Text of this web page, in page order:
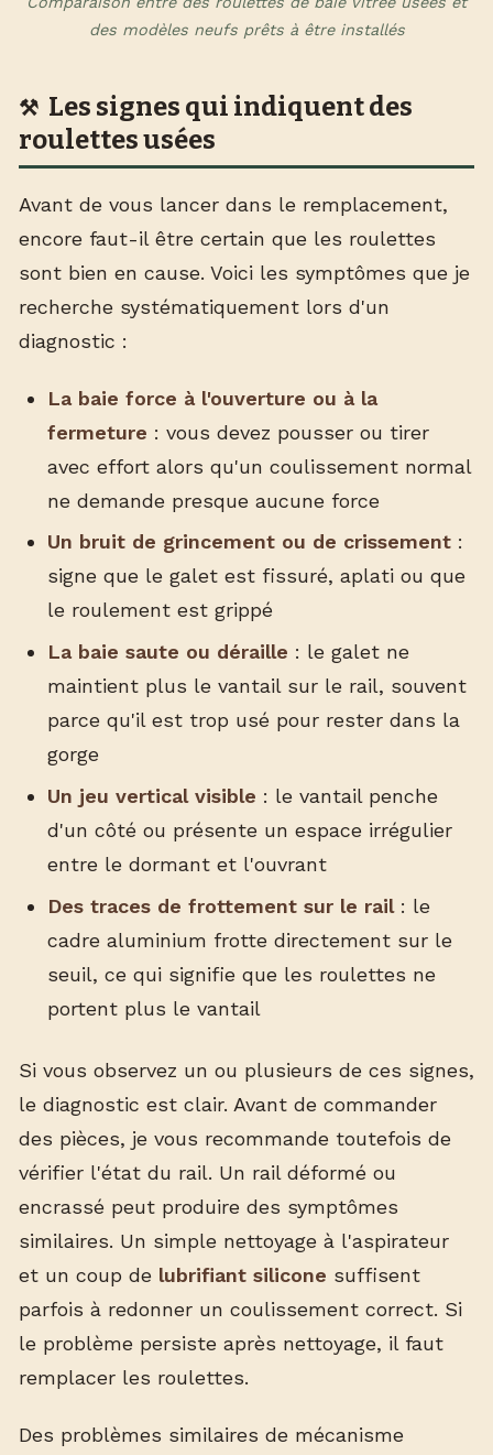
des modèles neufs prêts à être installés
Les signes qui indiquent des
roulettes usées
Avant de vous lancer dans le remplacement,
encore faut-il être certain que les roulettes
sont bien en cause. Voici les symptômes que je
recherche systématiquement lors d'un
diagnostic :
La baie force à l'ouverture ou à la
fermeture : vous devez pousser ou tirer
avec effort alors qu'un coulissement normal
ne demande presque aucune force
Un bruit de grincement ou de crissement:
signe que le galet est fissuré, aplati ou que
le roulement est grippé
La baie saute ou déraille : le galet ne
maintient plus le vantail sur le rail, souvent
parce qu'il est trop usé pour rester dans la
gorge
Un jeu vertical visible : le vantail penche
d'un côté ou présente un espace irrégulier
entre le dormant et l'ouvrant
Des traces de frottement sur le rail: le
cadre aluminium frotte directement sur le
seuil, ce qui signifie que les roulettes ne
portent plus le vantail
Si vous observez un ou plusieurs de ces signes,
le diagnostic est clair. Avant de commander
des pièces, je vous recommande toutefois de
vérifier l'état du rail. Un rail déformé ou
encrassé peut produire des symptômes
similaires. Un simple nettoyage à l'aspirateur
et un coup de lubrifiant silicone suffisent
parfois à redonner un coulissement correct. Si
le problème persiste après nettoyage, il faut
remplacer les roulettes.
Des problèmes similaires de mécanisme